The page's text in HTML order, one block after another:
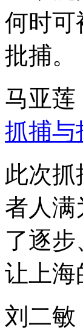
何时可
批捕。
马亚莲
抓捕与
此次
者人满
了逐
让上海
刘二敏